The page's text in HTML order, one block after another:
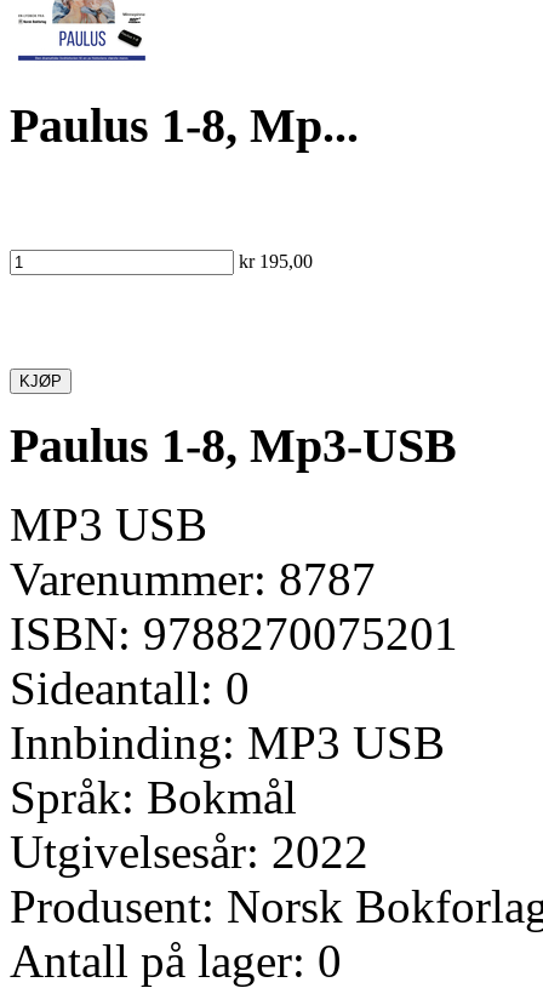
Paulus 1-8, Mp...
kr 195,00
KJØP
Paulus 1-8, Mp3-USB
MP3 USB
Varenummer: 8787
ISBN: 9788270075201
Sideantall: 0
Innbinding: MP3 USB
Språk: Bokmål
Utgivelsesår: 2022
Produsent: Norsk
Antall på lager: 0